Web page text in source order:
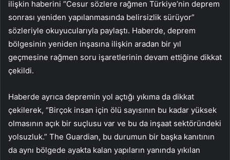
ilişkin haberini “Cesur sözlere rağmen Türkiye’nin deprem
sonrası yeniden yapılanmasında belirsizlik sürüyor”
sözleriyle okuyucularıyla paylaştı. Haberde, deprem
bölgesinin yeniden inşasına ilişkin aradan bir yıl
geçmesine rağmen soru işaretlerinin devam ettiğine dikkat
çekildi.
Haberde ayrıca depremin yol açtığı yıkıma da dikkat
çekilerek, “Birçok insan için ölü sayısının bu kadar yüksek
olmasının açık bir suçlusu var ve bu da inşaat sektöründeki
yolsuzluk.” The Guardian, bu durumun bir başka kanıtının
da aynı bölgede ayakta kalan yapıların yanında yıkılan